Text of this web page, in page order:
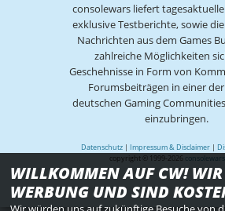
consolewars liefert
exklusive Testberichte, sowie
Nachrichten aus dem Games
zahlreiche Möglichkeiten
Geschehnisse in Form von
Forumsbeiträgen in einer
deutschen Gaming
einzubringen.
Datenschutz | Impressum & Disclaimer |
copyright © 1999-2026
WILLKOMMEN AUF CW!
WERBUNG UND SIND